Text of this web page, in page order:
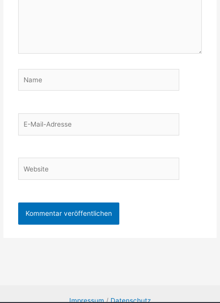
Mail-
Impressum/Datenschutz